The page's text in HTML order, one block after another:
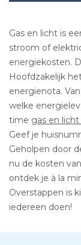
Gas en licht is
stroom of
energiekosten.
Hoofdzakelijk
energienota.
welke
time gas en
Geef je
Geholpen door
nu de kosten
ontdek je à la
Overstappen is
iedereen doen!